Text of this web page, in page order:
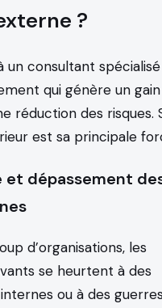
?
un consultant
qui génère un
réduction des risques.
est sa principale
et dépassement
d’organisations, les
se heurtent à des
ou à des